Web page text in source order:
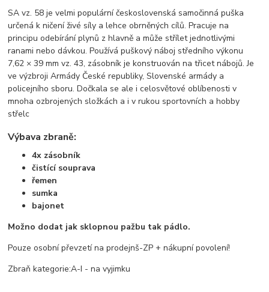
SA vz. 58 je velmi populární československá samočinná puška
určená k ničení živé síly a lehce obrněných cílů. Pracuje na
principu odebírání plynů z hlavně a může střílet jednotlivými
ranami nebo dávkou. Používá puškový náboj středního výkonu
7,62 × 39 mm vz. 43, zásobník je konstruován na třicet nábojů. Je
ve výzbroji Armády České republiky, Slovenské armády a
policejního sboru. Dočkala se ale i celosvětové oblíbenosti v
mnoha ozbrojených složkách a i v rukou sportovních a hobby
střelc
Výbava zbraně:
4x zásobník
čistící souprava
řemen
sumka
bajonet
Možno dodat jak sklopnou pažbu tak pádlo.
Pouze osobní převzetí na prodejnš-ZP + nákupní povolení!
Zbraň kategorie:A-I - na vyjimku